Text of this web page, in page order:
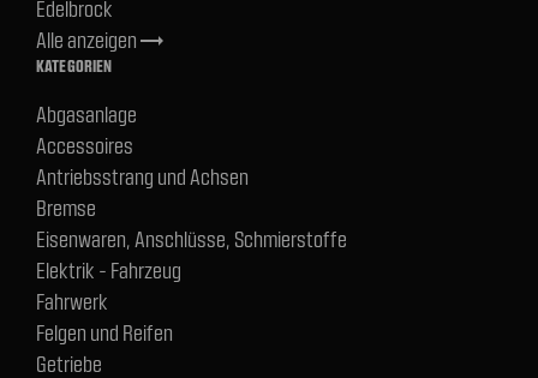
Edelbrock
Alle anzeigentrending_flat
KATEGORIEN
Abgasanlage
Accessoires
Antriebsstrang und Achsen
Bremse
Eisenwaren, Anschlüsse, Schmierstoffe
Elektrik - Fahrzeug
Fahrwerk
Felgen und Reifen
Getriebe